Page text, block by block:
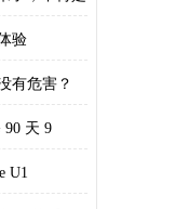
验
有危害？
90 天 9
U1